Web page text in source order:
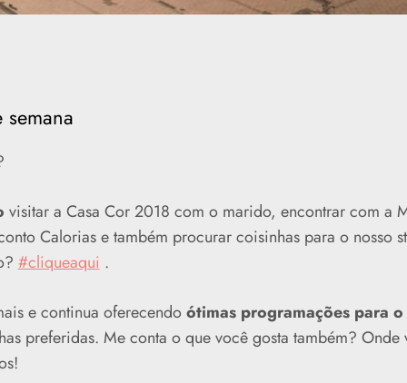
visitar a Casa Cor 2018 com o marido, encontrar com a
Calorias e também procurar coisinhas para o nosso
#cliqueaqui.
e continua oferecendoótimas programações para o
preferidas. Me conta o que você gosta também?